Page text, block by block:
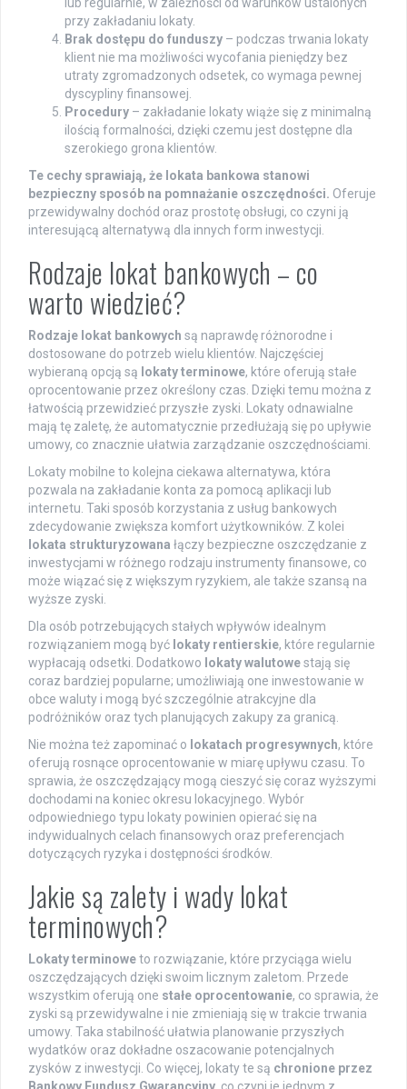
przy zakładaniu lokaty.
Brak dostępu do funduszy – podczas trwania lokaty
klient nie ma możliwości wycofania pieniędzy bez
utraty zgromadzonych odsetek, co wymaga pewnej
dyscypliny finansowej.
Procedury – zakładanie lokaty wiąże się z minimalną
ilością formalności, dzięki czemu jest dostępne dla
szerokiego grona klientów.
Te cechy sprawiają, że lokata bankowa stanowi
bezpieczny sposób na pomnażanie oszczędności. Oferuje
przewidywalny dochód oraz prostotę obsługi, co czyni ją
interesującą alternatywą dla innych form inwestycji.
Rodzaje lokat bankowych – co
warto wiedzieć?
Rodzaje lokat bankowych są naprawdę różnorodne i
dostosowane do potrzeb wielu klientów. Najczęściej
wybieraną opcją są lokaty terminowe, które oferują stałe
oprocentowanie przez określony czas. Dzięki temu można z
łatwością przewidzieć przyszłe zyski. Lokaty odnawialne
mają tę zaletę, że automatycznie przedłużają się po upływie
umowy, co znacznie ułatwia zarządzanie oszczędnościami.
Lokaty mobilne to kolejna ciekawa alternatywa, która
pozwala na zakładanie konta za pomocą aplikacji lub
internetu. Taki sposób korzystania z usług bankowych
zdecydowanie zwiększa komfort użytkowników. Z kolei
lokata strukturyzowana łączy bezpieczne oszczędzanie z
inwestycjami w różnego rodzaju instrumenty finansowe, co
może wiązać się z większym ryzykiem, ale także szansą na
wyższe zyski.
Dla osób potrzebujących stałych wpływów idealnym
rozwiązaniem mogą być lokaty rentierskie, które regularnie
wypłacają odsetki. Dodatkowo lokaty walutowestają się
coraz bardziej popularne; umożliwiają one inwestowanie w
obce waluty i mogą być szczególnie atrakcyjne dla
podróżników oraz tych planujących zakupy za granicą.
Nie można też zapominać o lokatach progresywnych, które
oferują rosnące oprocentowanie w miarę upływu czasu. To
sprawia, że oszczędzający mogą cieszyć się coraz wyższymi
dochodami na koniec okresu lokacyjnego. Wybór
odpowiedniego typu lokaty powinien opierać się na
indywidualnych celach finansowych oraz preferencjach
dotyczących ryzyka i dostępności środków.
Jakie są zalety i wady lokat
terminowych?
Lokaty terminoweto rozwiązanie, które przyciąga wielu
oszczędzających dzięki swoim licznym zaletom. Przede
wszystkim oferują one stałe oprocentowanie, co sprawia, że
zyski są przewidywalne i nie zmieniają się w trakcie trwania
umowy. Taka stabilność ułatwia planowanie przyszłych
wydatków oraz dokładne oszacowanie potencjalnych
zysków z inwestycji. Co więcej, lokaty te są chronione przez
Bankowy Fundusz Gwarancyjny , co czyni je jednym z